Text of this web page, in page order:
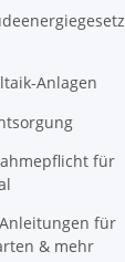
Anlagen
für
für
& mehr